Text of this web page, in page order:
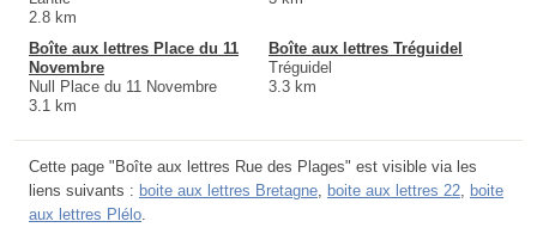
2.8 km
Boîte aux lettres Place du 11
Novembre
Null Place du 11 Novembre
3.1 km
Boîte aux lettres Tréguidel
Tréguidel
3.3 km
Cette page "Boîte aux lettres Rue des Plages" est visible via les
liens suivants : boite aux lettres Bretagne, boite aux lettres 22, boite
aux lettres Plélo.